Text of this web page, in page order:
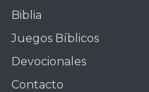
Biblia
Juegos Bíblicos
Devocionales
Contacto